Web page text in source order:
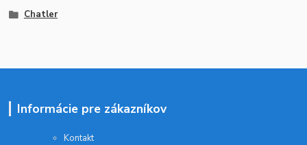
Chatler
Informácie pre zákazníkov
Kontakt